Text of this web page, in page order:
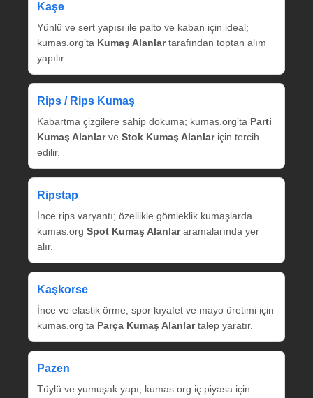
Kaşe
Yünlü ve sert yapısı ile palto ve kaban için ideal;
kumas.org’ta Kumaş Alanlartarafından toptan alım
yapılır.
Rips / Rips Kumaş
Kabartma çizgilere sahip dokuma; kumas.org’ta Parti
Kumaş Alanlarve Stok Kumaş Alanlariçin tercih
edilir.
Ripstap
İnce rips varyantı; özellikle gömleklik kumaşlarda
kumas.org Spot Kumaş Alanlararamalarında yer
alır.
Kaşkorse
İnce ve elastik örme; spor kıyafet ve mayo üretimi için
kumas.org’ta Parça Kumaş Alanlartalep yaratır.
Pazen
Tüylü ve yumuşak yapı; kumas.org iç piyasa için